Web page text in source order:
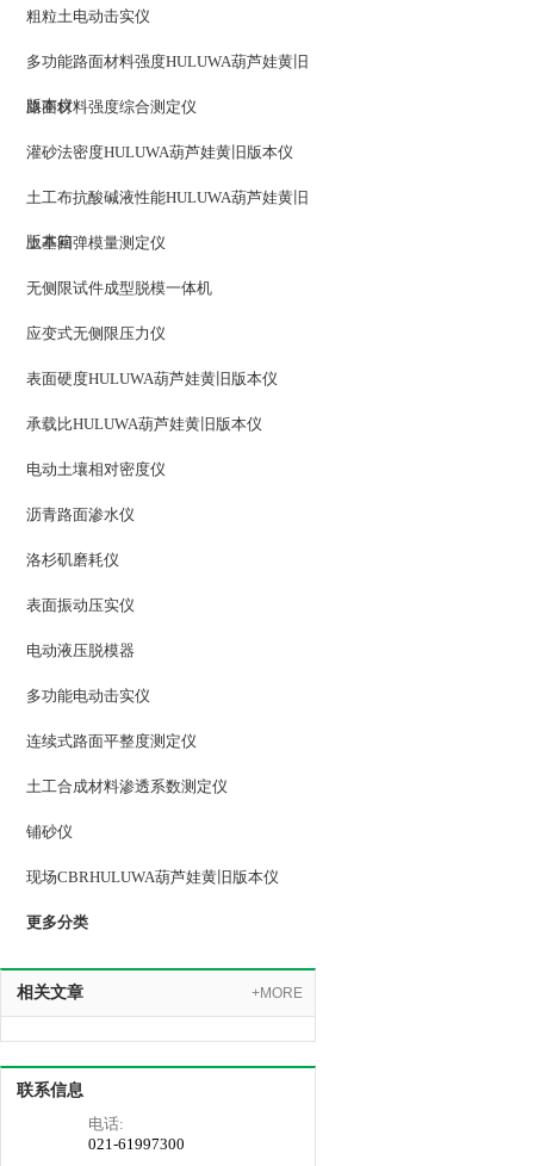
粗粒土电动击实仪
多功能路面材料强度HULUWA葫芦娃黄旧
版本仪
路面材料强度综合测定仪
灌砂法密度HULUWA葫芦娃黄旧版本仪
土工布抗酸碱液性能HULUWA葫芦娃黄旧
版本箱
土基回弹模量测定仪
无侧限试件成型脱模一体机
应变式无侧限压力仪
表面硬度HULUWA葫芦娃黄旧版本仪
承载比HULUWA葫芦娃黄旧版本仪
电动土壤相对密度仪
沥青路面渗水仪
洛杉矶磨耗仪
表面振动压实仪
电动液压脱模器
多功能电动击实仪
连续式路面平整度测定仪
土工合成材料渗透系数测定仪
铺砂仪
现场CBRHULUWA葫芦娃黄旧版本仪
更多分类
相关文章 +MORE
联系信息
电话:
021-61997300